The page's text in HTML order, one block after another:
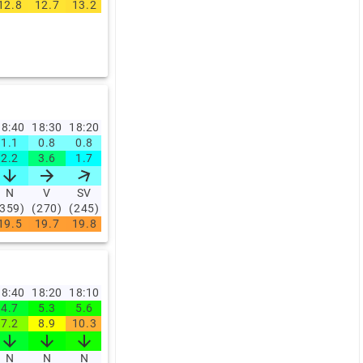
12.7 13.2
18:30 18:20
1.1 0.8 0.8
2.2 3.6 1.7
N
V
(270)
SV
(245)
19.7 19.8
18:20 18:10
4.7 5.3 5.6
7.2 8.9 10.3
N
N
N